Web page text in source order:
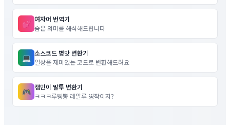
💕 여자어 번역기
숨은 의미를 해석해드립니다
💻 소스코드 병맛 변환기
일상을 재미있는 코드로 변환해드려요
🎮 잼민이 말투 변환기
ㅋㅋㅋ루삥뽕 레알루 띵작이지?